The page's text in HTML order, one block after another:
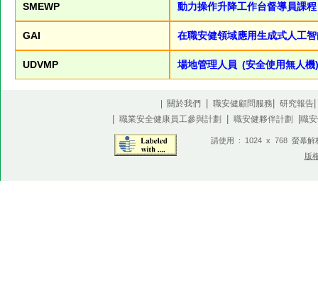
SMEWP 動力操作升降工作台督導員課程
GAI 在職安健領域應用生成式人工
UDVMP 場地管理人員 (安全使用無人
| 關於我們| 職安健顧問服務 研究報告
職業安全健康員工參與計劃 職安健夥伴計劃 職
請使用 : 1024 x 768 螢幕解
版